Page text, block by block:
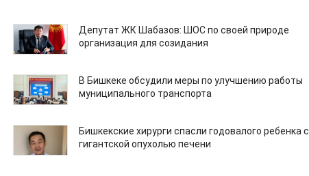
Депутат ЖК Шабазов: ШОС по своей природе
организация для созидания
В Бишкеке обсудили меры по улучшению работы
муниципального транспорта
Бишкекские хирурги спасли годовалого ребенка с
гигантской опухолью печени